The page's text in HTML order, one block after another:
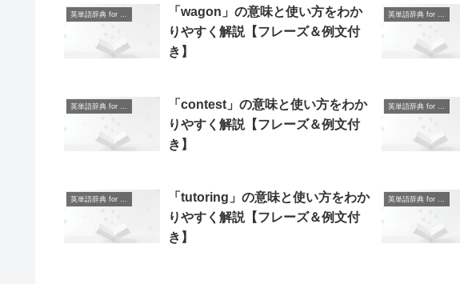
「wagon」の意味と使い方をわか
りやすく解説【フレーズ＆例文付
き】
英単語辞典 for Beginners
「contest」の意味と使い方をわか
りやすく解説【フレーズ＆例文付
き】
英単語辞典 for Beginners
英単語辞典 for Beginners
「tutoring」の意味と使い方をわか
りやすく解説【フレーズ＆例文付
き】
英単語辞典 for Beginners